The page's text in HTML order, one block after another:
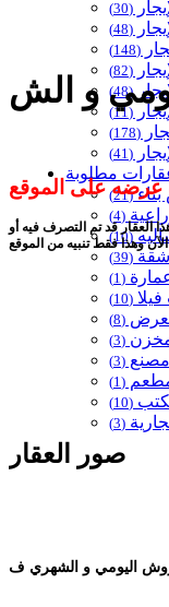
(30)
(48)
(148)
(82)
(48)
(11)
(178)
(41)
مطلوبة
(21)
(4)
(10)
(39)
(1)
(10)
(8)
(3)
(3)
(1)
(10)
(3)
عرضه على الموقع
العقار قد تم التصرف فيه أو
صور العقار
اليومي و الشهري ف